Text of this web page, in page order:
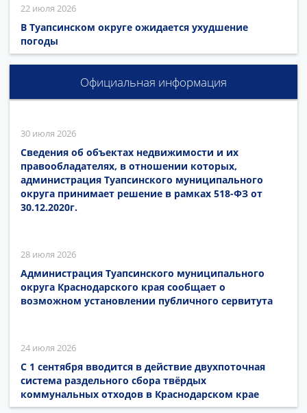
22 июля 2026
В Туапсинском округе ожидается ухудшение
погоды
Официальная информация
30 июля 2026
Сведения об объектах недвижимости и их
правообладателях, в отношении которых,
администрация Туапсинского муниципального
округа принимает решение в рамках 518-ФЗ от
30.12.2020г.
28 июля 2026
Администрация Туапсинского муниципального
округа Краснодарского края сообщает о
возможном установлении публичного сервитута
24 июля 2026
С 1 сентября вводится в действие двухпоточная
система раздельного сбора твёрдых
коммунальных отходов в Краснодарском крае